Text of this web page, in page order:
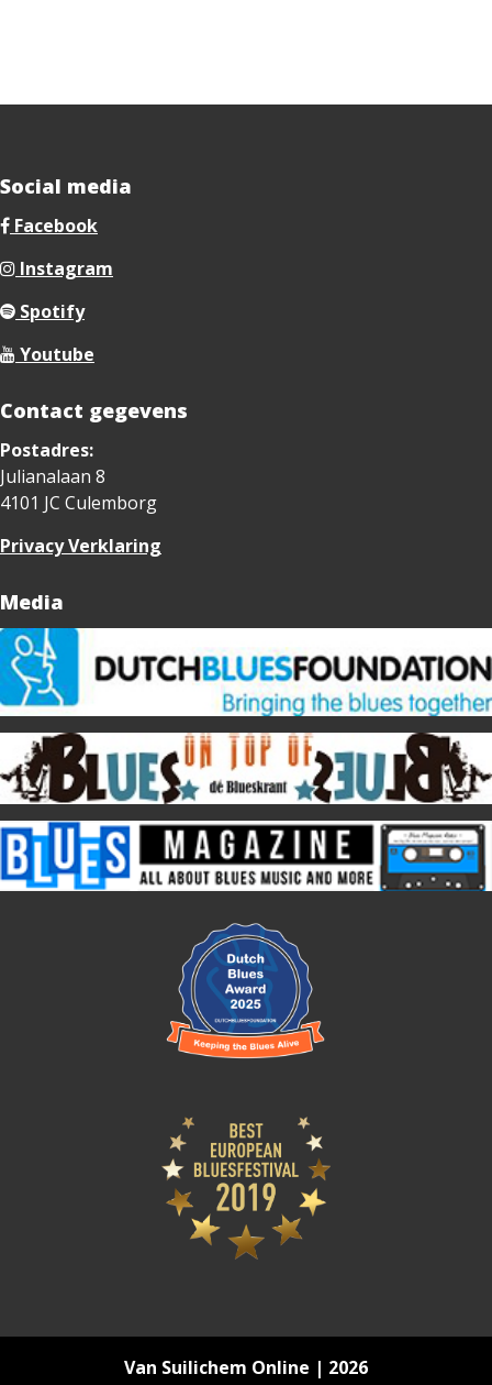
Social media
Facebook
Instagram
Spotify
Youtube
Contact gegevens
Postadres:
Julianalaan 8
4101 JC Culemborg
Privacy Verklaring
Media
Van Suilichem Online | 2026